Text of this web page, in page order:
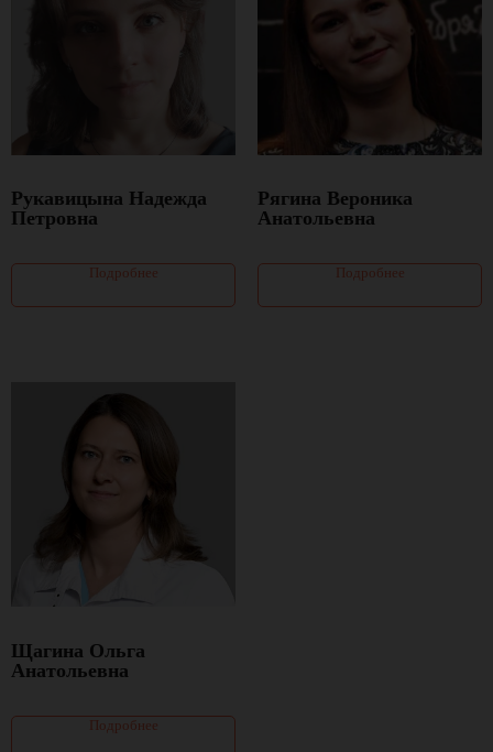
Рукавицына Надежда
Петровна
Подробнее
Рягина Вероника
Анатольевна
Подробнее
Щагина Ольга
Анатольевна
Подробнее